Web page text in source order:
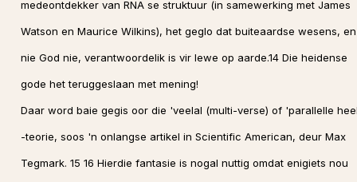
medeontdekker van RNA se struktuur (in samewerking met James
Watson en Maurice Wilkins), het geglo dat buiteaardse wesens, en
nie God nie, verantwoordelik is vir lewe op aarde.14 Die heidense
gode het teruggeslaan met mening!
Daar word baie gegis oor die 'veelal (multi-verse) of 'parallelle
-teorie, soos 'n onlangse artikel in Scientific American, deur Max
Tegmark. 15 16 Hierdie fantasie is nogal nuttig omdat enigiets nou